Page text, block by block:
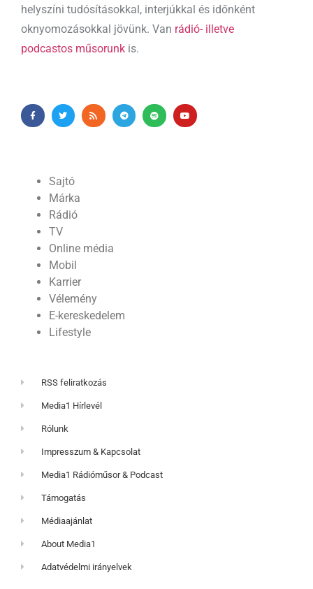
helyszíni tudósításokkal, interjúkkal és időnként
oknyomozásokkal jövünk. Van rádió- illetve
podcastos műsorunk is.
Sajtó
Márka
Rádió
TV
Online média
Mobil
Karrier
Vélemény
E-kereskedelem
Lifestyle
RSS feliratkozás
Media1 Hírlevél
Rólunk
Impresszum & Kapcsolat
Media1 Rádióműsor & Podcast
Támogatás
Médiaajánlat
About Media1
Adatvédelmi irányelvek